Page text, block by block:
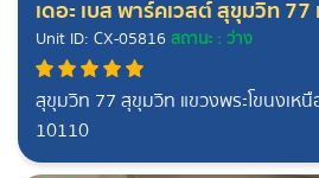
เดอะ เบส พาร์คเวสต์ สุขุมวิท 77
Unit ID: CX-05816สถานะ : ว่าง
สุขุมวิท 77 สุขุมวิท แขวงพระโขนงเห
10110